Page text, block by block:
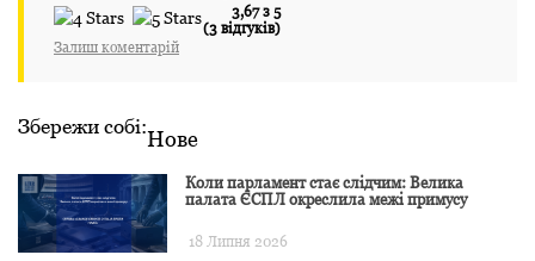
3,67 з 5
(3 відгуків)
Залиш коментарій
Збережи собі:Нове
Коли парламент стає слідчим: Велика
палата ЄСПЛ окреслила межі примусу
18 Липня 2026